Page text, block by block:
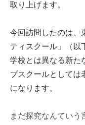
取り上げます。
今回訪問したのは、
ティスクール」（以
学校とは異なる新た
ブスクールとしては
になります。
まだ探究なんていう